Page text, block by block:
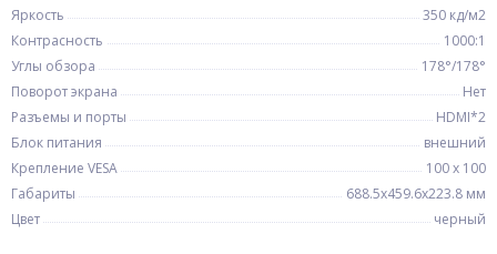
Яркость
350 кд/м2
Контрасность
1000:1
Углы обзора
178°/178°
Поворот экрана
Нет
Разъемы и порты
HDMI*2
Блок питания
внешний
Крепление VESA
100 x 100
Габариты
688.5х459.6х223.8 мм
Цвет
черный